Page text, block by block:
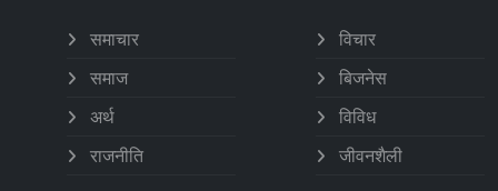
समाचार
समाज
अर्थ
राजनीति
विचार
बिजनेस
विविध
जीवनशैली